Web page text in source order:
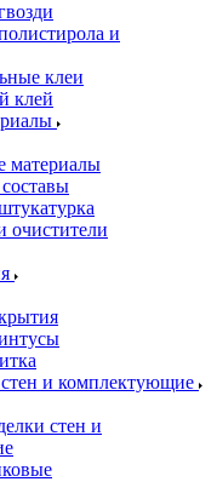
и
клеи
клей
материалы
очистители
и комплектующие
стен и